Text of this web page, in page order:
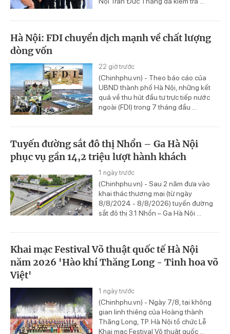
Hà Nội: FDI chuyển dịch mạnh về chất lượng
dòng vốn
22 giờ trước
(Chinhphu.vn) - Theo báo cáo của
UBND thành phố Hà Nội, những kết
quả về thu hút đầu tư trực tiếp nước
ngoài (FDI) trong 7 tháng đầu ...
Tuyến đường sắt đô thị Nhổn – Ga Hà Nội
phục vụ gần 14,2 triệu lượt hành khách
1 ngày trước
(Chinhphu.vn) - Sau 2 năm đưa vào
khai thác thương mại (từ ngày
8/8/2024 - 8/8/2026) tuyến đường
sắt đô thị 3.1 Nhổn – Ga Hà Nội ...
Khai mạc Festival Võ thuật quốc tế Hà Nội
năm 2026 'Hào khí Thăng Long - Tinh hoa võ
Việt'
1 ngày trước
(Chinhphu.vn) - Ngày 7/8, tại không
gian linh thiêng của Hoàng thành
Thăng Long, TP. Hà Nội tổ chức Lễ
Khai mạc Festival Võ thuật quốc ...